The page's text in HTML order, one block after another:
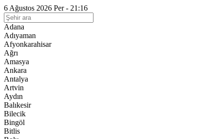
6 Ağustos 2026 Per - 21:16
Adana
Adıyaman
Afyonkarahisar
Ağrı
Amasya
Ankara
Antalya
Artvin
Aydın
Balıkesir
Bilecik
Bingöl
Bitlis